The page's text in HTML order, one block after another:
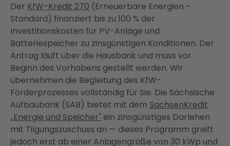
Der KfW-Kredit 270 (Erneuerbare Energien –
Standard) finanziert bis zu 100 % der
Investitionskosten für PV-Anlage und
Batteriespeicher zu zinsgünstigen Konditionen. Der
Antrag läuft über die Hausbank und muss vor
Beginn des Vorhabens gestellt werden. Wir
übernehmen die Begleitung des KfW-
Förderprozesses vollständig für Sie. Die Sächsische
Aufbaubank (SAB) bietet mit dem SachsenKredit
„Energie und Speicher" ein zinsgünstiges Darlehen
mit Tilgungszuschuss an — dieses Programm greift
jedoch erst ab einer Anlagengröße von 30 kWp und